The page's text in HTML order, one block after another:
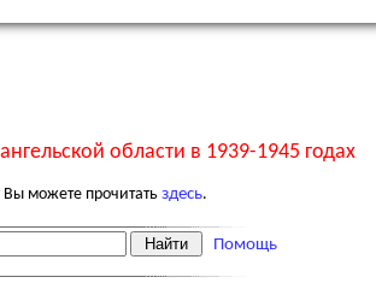
области в 1939-1945 годах
можете прочитать здесь.
Помощь